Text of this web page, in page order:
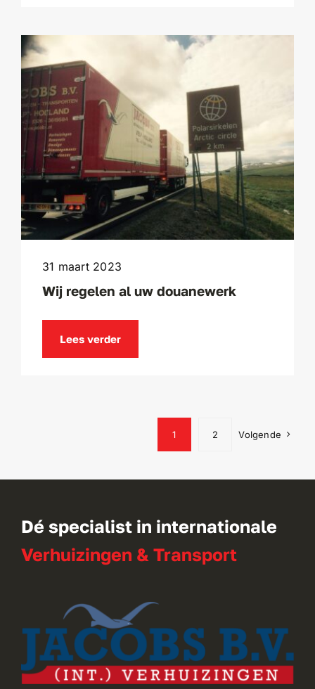
31 maart 2023
Wij regelen al uw douanewerk
Lees verder
1 2 Volgende
Dé specialist in internationale
Verhuizingen & Transport